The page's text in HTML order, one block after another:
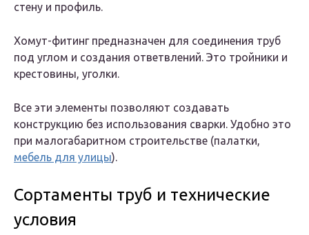
стену и профиль.
Хомут-фитинг предназначен для соединения труб
под углом и создания ответвлений. Это тройники и
крестовины, уголки.
Все эти элементы позволяют создавать
конструкцию без использования сварки. Удобно это
при малогабаритном строительстве (палатки,
мебель для улицы).
Сортаменты труб и технические
условия